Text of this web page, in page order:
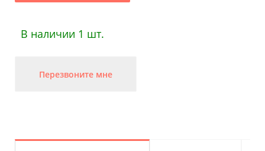
В наличии 1 шт.
Перезвоните мне